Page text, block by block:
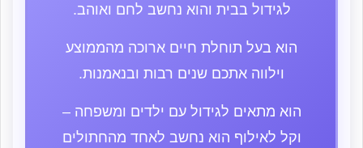
לגידול בבית והוא נחשב לחם ואוהב.
הוא בעל תוחלת חיים ארוכה מהממוצע
וילווה אתכם שנים רבות ובנאמנות.
הוא מתאים לגידול עם ילדים ומשפחה –
וקל לאילוף הוא נחשב לאחד מהחתולים